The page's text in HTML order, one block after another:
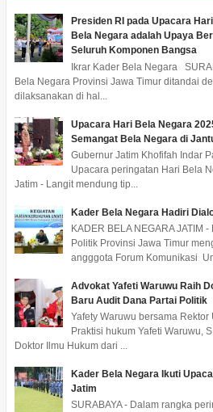
Presiden RI pada Upacara
Bela Negara adalah Upaya
Seluruh Komponen Bangsa
Ikrar Kader Bela Negara
Bela Negara Provinsi Jawa Timur ditandai
dilaksanakan di hal...
Upacara Hari Bela Negara
Semangat Bela Negara di
Gubernur Jatim Khofifah Indar
Upacara peringatan Hari Bela
Jatim - Langit mendung tip...
Kader Bela Negara Hadiri
KADER BELA NEGARA JATIM
Politik Provinsi Jawa Timur
angggota Forum Komunikasi
Advokat Yafeti Waruwu Raih
Baru Audit Dana Partai Politik
Yafety Waruwu bersama
Praktisi hukum Yafeti Waruwu,
Doktor Ilmu Hukum dari ...
Kader Bela Negara Ikuti
Jatim
SURABAYA - Dalam rangka